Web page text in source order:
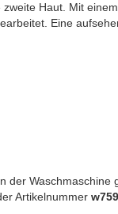
Haut. Mit
Eine
der Waschmaschine
Artikelnummer w759